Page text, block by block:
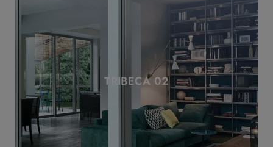
TRIBECA 02